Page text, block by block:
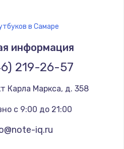
в Самаре
информация
219-26-57
Карла Маркса, д. 358
с 9:00 до 21:00
iq.ru